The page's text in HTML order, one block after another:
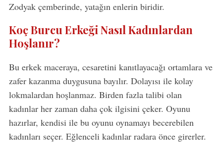
Zodyak çemberinde, yatağın enlerin biridir.
Koç Burcu Erkeği Nasıl Kadınlardan
Hoşlanır?
Bu erkek maceraya, cesaretini kanıtlayacağı ortamlara ve
zafer kazanma duygusuna bayılır. Dolayısı ile kolay
lokmalardan hoşlanmaz. Birden fazla talibi olan
kadınlar her zaman daha çok ilgisini çeker. Oyunu
hazırlar, kendisi ile bu oyunu oynamayı becerebilen
kadınları seçer. Eğlenceli kadınlar radara önce girerler.